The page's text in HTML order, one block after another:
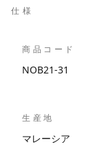
仕様
商品コード
NOB21-31
生産地
マレーシア